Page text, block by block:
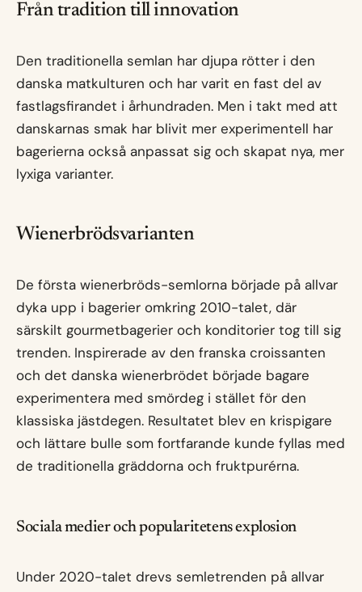
Från tradition till innovation
Den traditionella semlan har djupa rötter i den
danska matkulturen och har varit en fast del av
fastlagsfirandet i århundraden. Men i takt med att
danskarnas smak har blivit mer experimentell har
bagerierna också anpassat sig och skapat nya, mer
lyxiga varianter.
Wienerbrödsvarianten
De första wienerbröds-semlorna började på allvar
dyka upp i bagerier omkring 2010-talet, där
särskilt gourmetbagerier och konditorier tog till sig
trenden. Inspirerade av den franska croissanten
och det danska wienerbrödet började bagare
experimentera med smördeg i stället för den
klassiska jästdegen. Resultatet blev en krispigare
och lättare bulle som fortfarande kunde fyllas med
de traditionella gräddorna och fruktpurérna.
Sociala medier och popularitetens explosion
Under 2020-talet drevs semletrenden på allvar